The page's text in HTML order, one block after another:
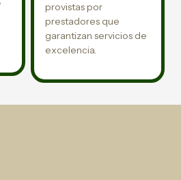
provistas por
prestadores que
garantizan servicios de
excelencia.